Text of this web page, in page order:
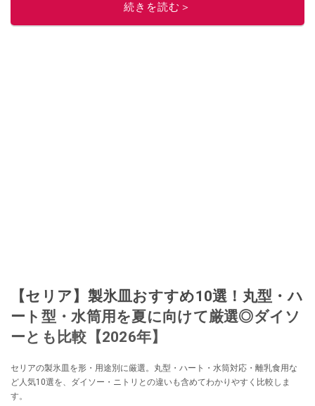
続きを読む＞
【セリア】製氷皿おすすめ10選！丸型・ハ
ート型・水筒用を夏に向けて厳選◎ダイソ
ーとも比較【2026年】
セリアの製氷皿を形・用途別に厳選。丸型・ハート・水筒対応・離乳食用な
ど人気10選を、ダイソー・ニトリとの違いも含めてわかりやすく比較しま
す。